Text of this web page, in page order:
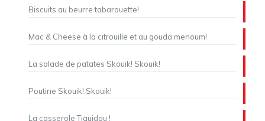
Biscuits au beurre tabarouette!
Mac & Cheese à la citrouille et au gouda menoum!
La salade de patates Skouik! Skouik!
Poutine Skouik! Skouik!
La casserole Tiguidou !